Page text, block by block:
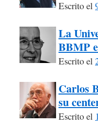
Escrito el
La
BBMP
Escrito el
Carlos
su
Escrito el